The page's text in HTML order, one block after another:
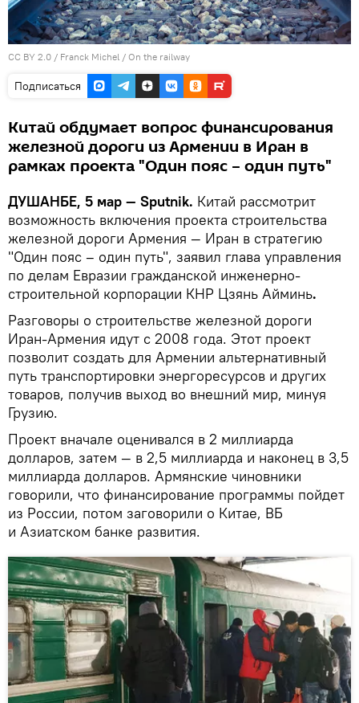
CC BY 2.0 / Franck Michel / On the railway
Подписаться
Китай обдумает вопрос финансирования
железной дороги из Армении в Иран в
рамках проекта "Один пояс – один путь"
ДУШАНБЕ, 5 мар — Sputnik. Китай рассмотрит
возможность включения проекта строительства
железной дороги Армения — Иран в стратегию
"Один пояс – один путь", заявил глава управления
по делам Евразии гражданской инженерно-
строительной корпорации КНР Цзянь Айминь.
Разговоры о строительстве железной дороги
Иран-Армения идут с 2008 года. Этот проект
позволит создать для Армении альтернативный
путь транспортировки энергоресурсов и других
товаров, получив выход во внешний мир, минуя
Грузию.
Проект вначале оценивался в 2 миллиарда
долларов, затем — в 2,5 миллиарда и наконец в 3,5
миллиарда долларов. Армянские чиновники
говорили, что финансирование программы пойдет
из России, потом заговорили о Китае, ВБ
и Азиатском банке развития.